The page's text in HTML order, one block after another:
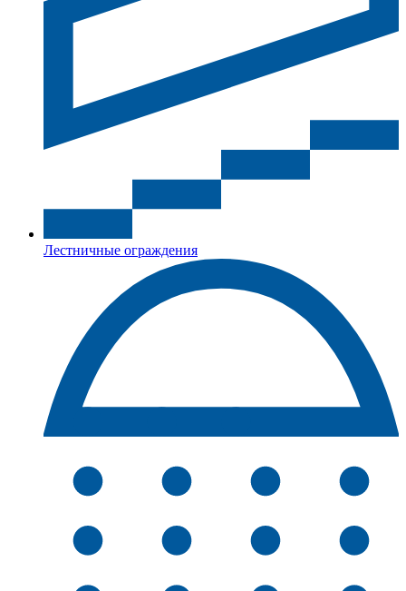
Лестничные ограждения